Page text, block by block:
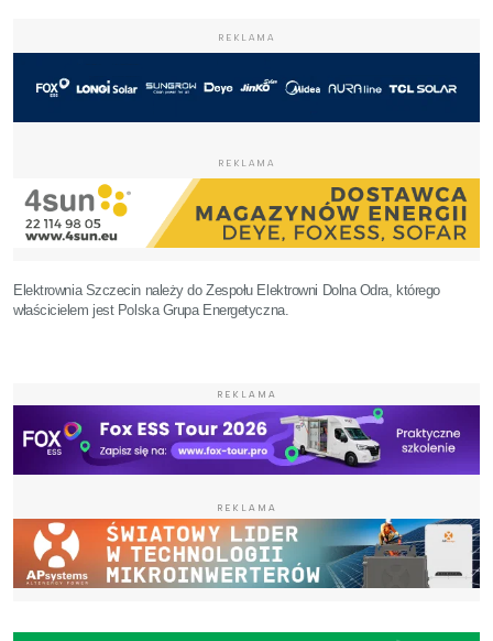
REKLAMA
REKLAMA
Elektrownia Szczecin należy do Zespołu Elektrowni Dolna Odra, którego
właścicielem jest Polska Grupa Energetyczna.
REKLAMA
REKLAMA